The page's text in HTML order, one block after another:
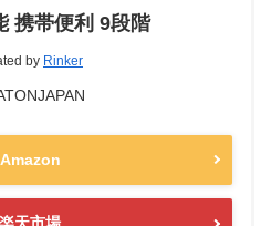
携帯便利 9段階
by Rinker
Amazon